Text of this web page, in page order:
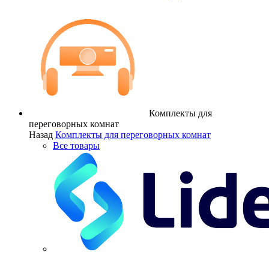
Комплекты для
переговорных комнат
Назад Комплекты для переговорных комнат
Все товары